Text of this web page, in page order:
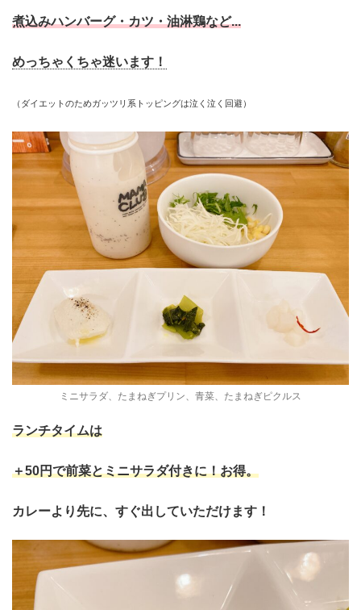
煮込みハンバーグ・カツ・油淋鶏など...
めっちゃくちゃ迷います！
（ダイエットのためガッツリ系トッピングは泣く泣く回避）
ミニサラダ、たまねぎプリン、青菜、たまねぎピクルス
ランチタイムは
＋50円で前菜とミニサラダ付きに！お得。
カレーより先に、すぐ出していただけます！